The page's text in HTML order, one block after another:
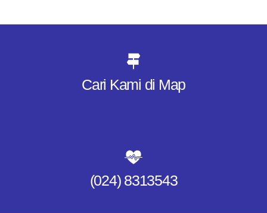
Cari Kami di Map
(024) 8313543​